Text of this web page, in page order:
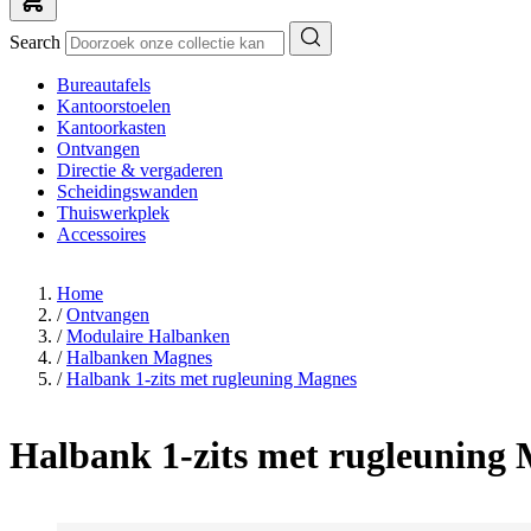
Search
Bureautafels
Kantoorstoelen
Kantoorkasten
Ontvangen
Directie & vergaderen
Scheidingswanden
Thuiswerkplek
Accessoires
Home
/ Ontvangen
/ Modulaire Halbanken
/ Halbanken Magnes
/ Halbank 1-zits met rugleuning Magnes
Halbank 1-zits met rugleuning